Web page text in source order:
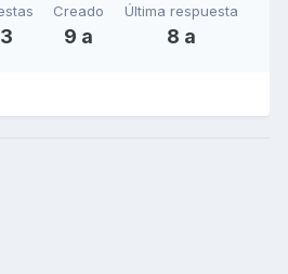
Creado
9 a
Última respuesta
8 a